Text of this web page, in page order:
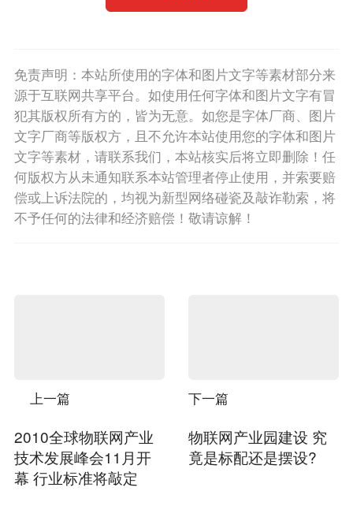
免责声明：本站所使用的字体和图片文字等素材部分来
源于互联网共享平台。如使用任何字体和图片文字有冒
犯其版权所有方的，皆为无意。如您是字体厂商、图片
文字厂商等版权方，且不允许本站使用您的字体和图片
文字等素材，请联系我们，本站核实后将立即删除！任
何版权方从未通知联系本站管理者停止使用，并索要赔
偿或上诉法院的，均视为新型网络碰瓷及敲诈勒索，将
不予任何的法律和经济赔偿！敬请谅解！
上一篇
2010全球物联网产业
技术发展峰会11月开
幕 行业标准将敲定
下一篇
物联网产业园建设 究
竟是标配还是摆设?